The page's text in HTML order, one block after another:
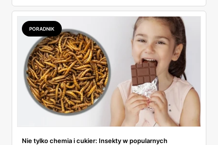
PORADNIK
Nie tylko chemia i cukier: Insekty w popularnych